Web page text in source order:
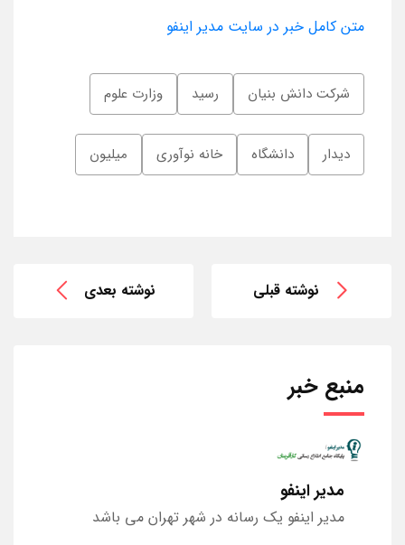
متن کامل خبر در سایت مدیر اینفو
شرکت دانش بنیان رسید وزارت علوم
دیدار دانشگاه خانه نوآوری میلیون
نوشته قبلی نوشته بعدی
منبع خبر
مدیر اینفو
مدیر اینفو یک رسانه در شهر تهران می باشد